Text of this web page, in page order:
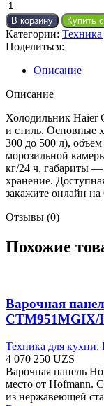
В корзину Купить
Категории:
Поделиться:
Описание
Описание
Холодильник Haier
и стиль. Основные
300 до 500 л),
морозильной
кг/24 ч, габариты —
хранение.
закажите онлайн
Отзывы (0)
Похожие
Варочная
CTM951MGIX/
Техника для кухни,
4 070 250 UZS
Варочная панель
место от Hofmann.
из нержавеющей